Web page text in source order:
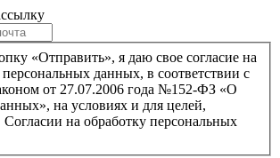
«Отправить», я даю свое согласие на
данных, в соответствии с
от 27.07.2006 года №152-ФЗ «О
на условиях и для целей,
на обработку персональных